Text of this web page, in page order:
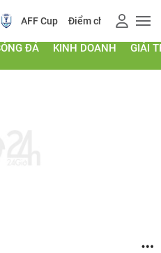
AFF Cup Điểm chuẩn 2026
ĐÁ KINH DOANH GIẢI